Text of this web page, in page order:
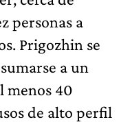
personas a
Prigozhin se
a un
menos 40
de alto perfil